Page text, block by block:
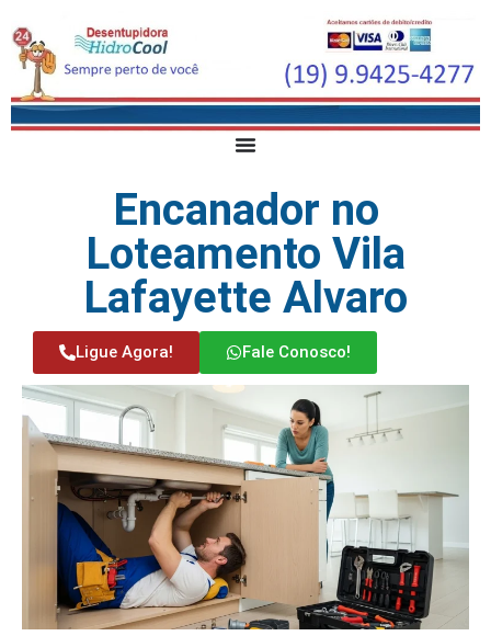
Encanador no
Loteamento Vila
Lafayette Alvaro
Ligue Agora! Fale Conosco!